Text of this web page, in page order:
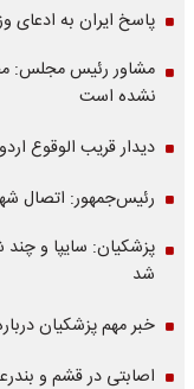
پاسخ ایران به ادعای
مشاور رئیس مجلس:
نشده است
دیدار قریب الوقوع
رئیس‌جمهور: اتصال
پزشکیان: سایپا و چند
شد
خبر مهم پزشکیان
اصابتی در قشم و